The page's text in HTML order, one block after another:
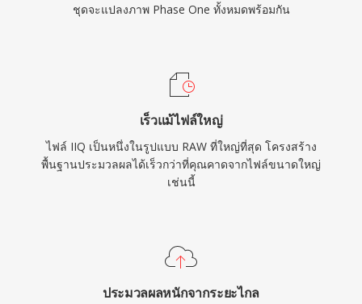
ชุดจะแปลงภาพ Phase One ทั้งหมดพร้อมกัน
เร็วแม้ไฟล์ใหญ่
ไฟล์ IIQ เป็นหนึ่งในรูปแบบ RAW ที่ใหญ่ที่สุด โครงสร้าง
พื้นฐานประมวลผลได้เร็วกว่าที่คุณคาดจากไฟล์ขนาดใหญ่
เช่นนี้
ประมวลผลหนักจากระยะไกล